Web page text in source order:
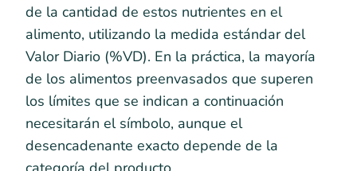
de la cantidad de estos nutrientes en el
alimento, utilizando la medida estándar del
Valor Diario (%VD). En la práctica, la mayoría
de los alimentos preenvasados que superen
los límites que se indican a continuación
necesitarán el símbolo, aunque el
desencadenante exacto depende de la